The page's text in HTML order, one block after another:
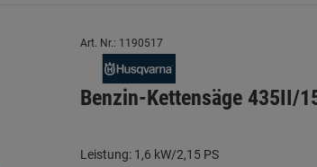
Art. Nr.: 1190517
Benzin-Kettensäge 435II/
Leistung: 1,6 kW/2,15 PS